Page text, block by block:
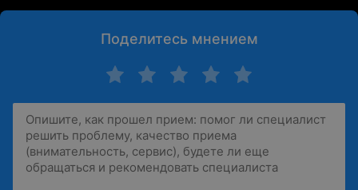
Поделитесь мнением